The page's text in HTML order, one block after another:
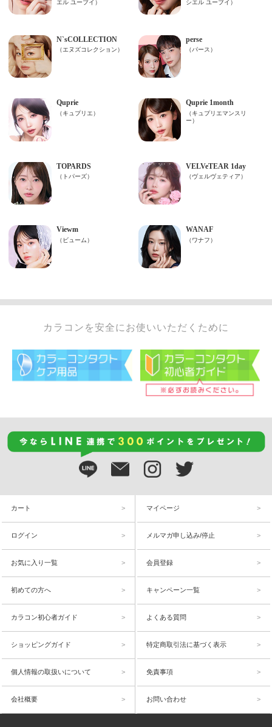
カラコンを安全にお使いいただくために
カート マイページ
ログイン メルマガ申し込み/停止
お気に入り一覧 会員登録
初めての方へ キャンペーン一覧
カラコン初心者ガイド よくある質問
ショッピングガイド 特定商取引法に基づく表示
個人情報の取扱いについて 免責事項
会社概要 お問い合わせ